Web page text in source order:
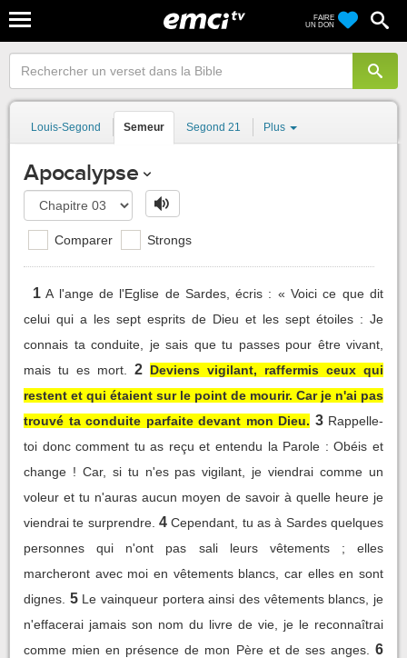
FAIRE
UN DON
Louis-Segond Semeur Segond 21 Plus
Apocalypse
Comparer Strongs
1 A l'ange de l'Eglise de Sardes, écris : « Voici ce que dit
celui qui a les sept esprits de Dieu et les sept étoiles : Je
connais ta conduite, je sais que tu passes pour être vivant,
mais tu es mort.
2 Deviens vigilant, raffermis ceux qui
restent et qui étaient sur le point de mourir. Car je n'ai pas
trouvé ta conduite parfaite devant mon Dieu. 3 Rappelle-
toi donc comment tu as reçu et entendu la Parole : Obéis et
change ! Car, si tu n'es pas vigilant, je viendrai comme un
voleur et tu n'auras aucun moyen de savoir à quelle heure je
viendrai te surprendre. 4 Cependant, tu as à Sardes quelques
personnes qui n'ont pas sali leurs vêtements ; elles
marcheront avec moi en vêtements blancs, car elles en sont
dignes. 5 Le vainqueur portera ainsi des vêtements blancs, je
n'effacerai jamais son nom du livre de vie, je le reconnaîtrai
comme mien en présence de mon Père et de ses anges.
6